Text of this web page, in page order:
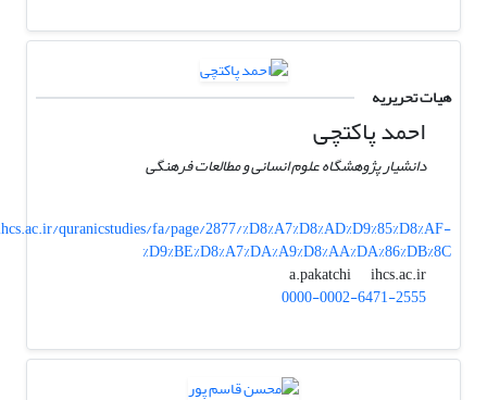
هیات تحریریه
احمد پاکتچی
دانشیار پژوهشگاه علوم انسانی و مطالعات فرهنگی
quranicstudies/fa/page/2877/%D8%A7%D8%AD%D9%85%D8%AF-
%D9%BE%D8%A7%DA%A9%D8%AA%DA%86%DB%8C
a.pakatchi
ihcs.ac.ir
0000-0002-6471-2555